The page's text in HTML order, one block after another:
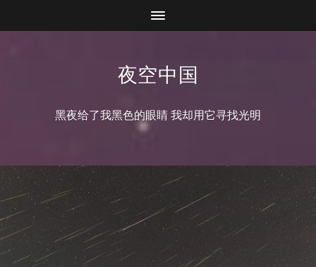
夜空中国
黑夜给了我黑色的眼睛 我却用它寻找光明